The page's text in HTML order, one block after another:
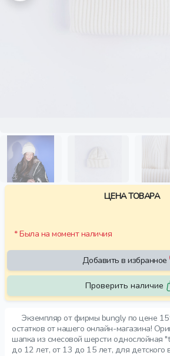
Экземпляр от фирмы bungly по цене
остатков от нашего онлайн-магазина!
шапка из смесовой шерсти однослойная
до 12 лет, от 13 до 15 лет, для детского
ЦЕНА ТОВАРА
* Была на момент наличия
Добавить в избранное
Проверить наличие